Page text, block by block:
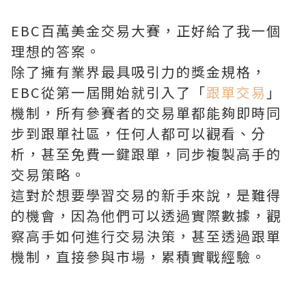
EBC百萬美金交易大賽，正好給了我一個
理想的答案。
除了擁有業界最具吸引力的獎金規格，
EBC從第一屆開始就引入了「跟單交易 」
機制，所有參賽者的交易單都能夠即時同
步到跟單社區，任何人都可以觀看、分
析，甚至免費一鍵跟單，同步複製高手的
交易策略。
這對於想要學習交易的新手來說，是難得
的機會，因為他們可以透過實際數據，觀
察高手如何進行交易決策，甚至透過跟單
機制，直接參與市場，累積實戰經驗。